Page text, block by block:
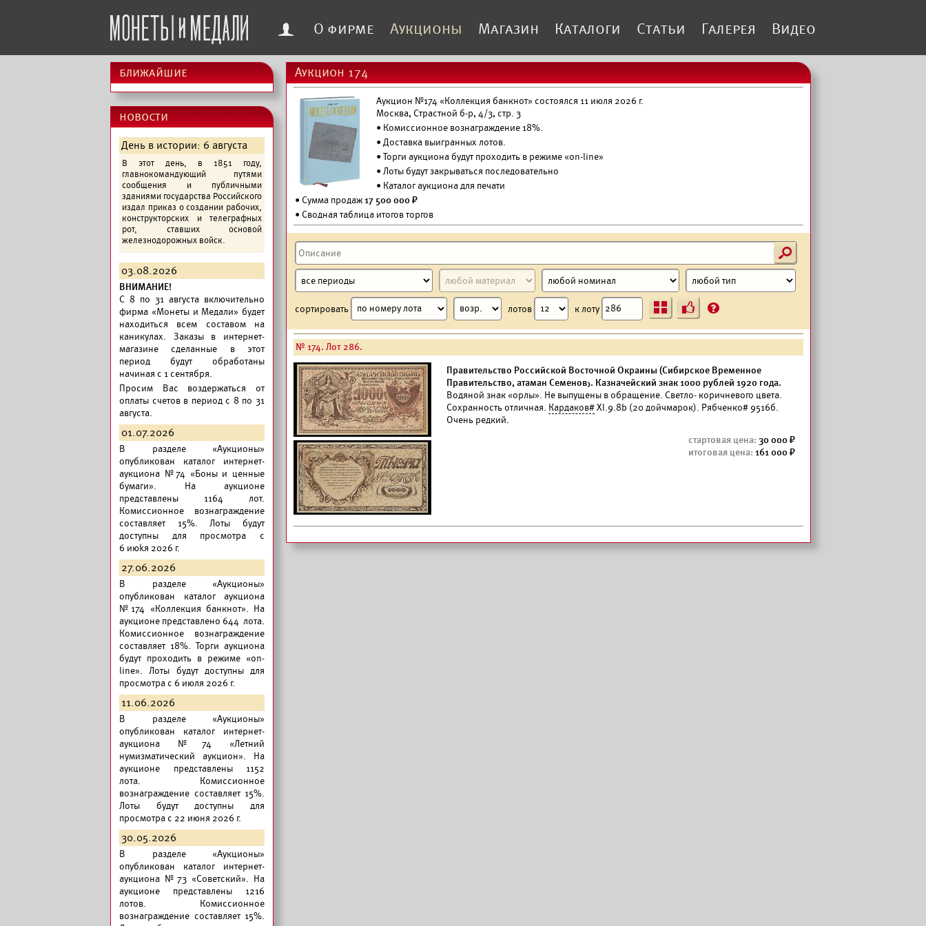
f О фирме Аукционы Магазин Каталоги Статьи Галерея Видео
ближайшие
новости
День в истории: 6 августа
В этот день, в 1851 году,
главнокомандующий путями
сообщения и публичными
зданиями государства Российского
издал приказ о создании рабочих,
конструкторских и телеграфных
рот, ставших основой
железнодорожных войск.
03.08.2026
ВНИМАНИЕ!
C 8 по 31 августа включительно
фирма «Монеты и Медали» будет
находиться всем составом на
каникулах. Заказы в интернет-
магазине сделанные в этот
период будут обработаны
начиная с 1 сентября.
Просим Вас воздержаться от
оплаты счетов в период с 8 по 31
августа.
01.07.2026
В разделе «Аукционы»
опубликован каталог интернет-
аукциона №74 «Боны и ценные
бумаги». На аукционе
представлены 1164 лот.
Комиссионное вознаграждение
составляет 15%. Лоты будут
доступны для просмотра с
6 июkя 2026 г.
27.06.2026
В разделе «Аукционы»
опубликован каталог аукциона
№174 «Коллекция банкнот». На
аукционе представлено 644 лота.
Комиссионное вознаграждение
составляет 18%. Торги аукциона
будут проходить в режиме «on-
line». Лоты будут доступны для
просмотра с 6 июля 2026 г.
11.06.2026
В разделе «Аукционы»
опубликован каталог интернет-
аукциона №74 «Летний
нумизматический аукцион». На
аукционе представлены 1152
лота. Комиссионное
вознаграждение составляет 15%.
Лоты будут доступны для
просмотра с 22 июня 2026 г.
30.05.2026
В разделе «Аукционы»
опубликован каталог интернет-
аукциона №73 «Советский». На
аукционе представлены 1216
лотов. Комиссионное
вознаграждение составляет 15%.
Аукцион 174
Аукцион №174 «Коллекция банкнот» состоялся 11 июля 2026 г.
Москва, Страстной б-р, 4/3, стр. 3
• Комиссионное вознаграждение 18%.
• Доставка выигранных лотов.
• Торги аукциона будут проходить в режиме «on-line»
• Лоты будут закрываться последовательно
• Каталог аукциона для печати
• Сумма продаж17 500 000 ₽
• Сводная таблица итогов торгов
s
сортировать лотов к лоту Ъ ?
№ 174. Лот 286.
Правительство Российской Восточной Окраины (Сибирское Временное
Правительство, атаман Семенов). Казначейский знак 1000 рублей 1920 года.
Водяной знак «орлы». Не выпущены в обращение. Светло- коричневого цвета.
Сохранность отличная. Кардаков#XI.9.8b (20 дойчмарок). Рябченко# 9516б.
Очень редкий.
30 000
161 000